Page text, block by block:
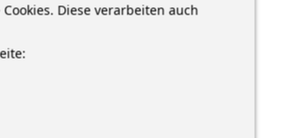
Diese verarbeiten auch